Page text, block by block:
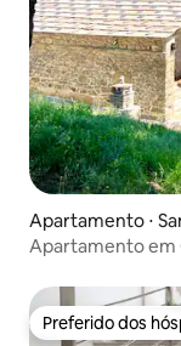
Apartamento ⋅
Apartamento em
Preferido dos
Preferido dos